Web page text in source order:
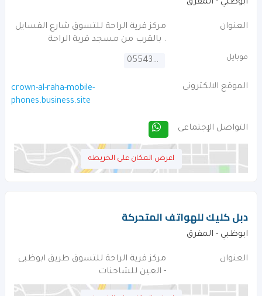
ابوظبي - المفرق
العنوان
مركز قرية الراحة للتسوق شارع الفسايل
. بالقرب من مسجد قرية الراحة
موبايل 0554373600
الموقع الالكترونى
crown-al-raha-mobile-
phones.business.site
التواصل الإجتماعى
اعرض المكان على الخريطه
دبل كليك للهواتف المتحركة
ابوظبي - المفرق
العنوان
مركز قرية الراحة للتسوق طريق ابوظبى
- العين للشاحنات